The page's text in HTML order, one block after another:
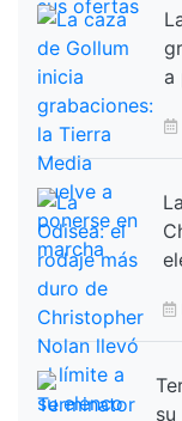
a